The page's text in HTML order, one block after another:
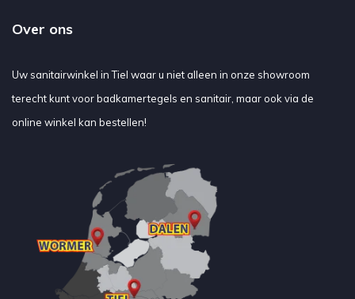
Over ons
Uw sanitairwinkel in Tiel waar u niet alleen in onze showroom
terecht kunt voor badkamertegels en sanitair, maar ook via de
online winkel kan bestellen!